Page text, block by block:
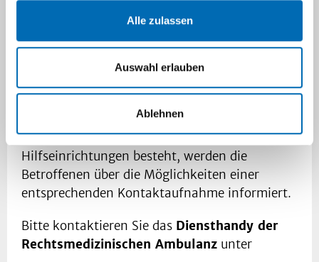
Alle zulassen
Auswahl erlauben
Ablehnen
Beratungen sowie zur Weiterbildung ärztlicher
Kollegen, der Polizei und anderer
Berufsgruppen mit Kontakt zu Gewaltopfern
für Gewaltopfer in Düsseldorf. In Fällen, in
denen noch kein Kontakt des Gewaltopfers mit
Hilfseinrichtungen besteht, werden die
Betroffenen über die Möglichkeiten einer
entsprechenden Kontaktaufnahme informiert.
Bitte kontaktieren Sie das Diensthandy der
Rechtsmedizinischen Ambulanz unter